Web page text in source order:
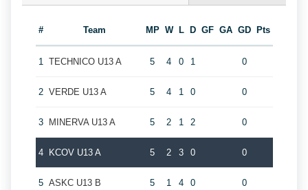
# Team MP W L D GF GA GD Pts
1 TECHNICO U13 A 5 4 0 1 0
2 VERDE U13 A 5 4 1 0 0
3 MINERVA U13 A 5 2 1 2 0
4 KCOV U13 A 5 2 3 0 0
5 ASKC U13 B 5 1 4 0 0